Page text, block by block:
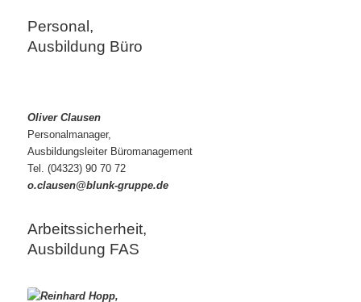
Personal,
Ausbildung Büro
Oliver Clausen
Personalmanager,
Ausbildungsleiter Büromanagement
Tel. (04323) 90 70 72
o.clausen@blunk-gruppe.de
Arbeitssicherheit,
Ausbildung FAS